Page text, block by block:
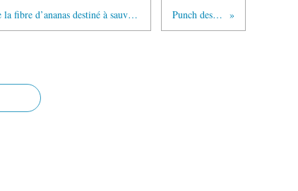
Voici le piñatex, un cuir produit à partir de la fibre d’ananas destiné à sauver la peau de milliers d’animaux : la fin du cuir d’origine animale ? Punch des îles sans alcool